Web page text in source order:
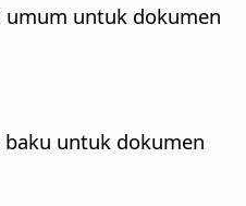
untuk dokumen
untuk dokumen